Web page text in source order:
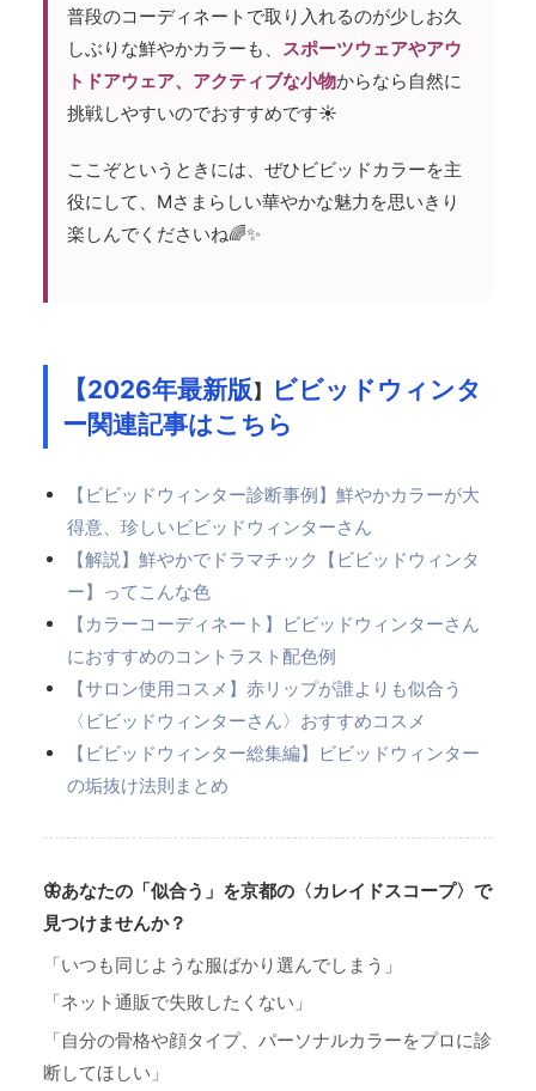
普段のコーディネートで取り入れるのが少しお久
しぶりな鮮やかカラーも、 スポーツウェアやアウ
トドアウェア、アクティブな小物からなら自然に
挑戦しやすいのでおすすめです☀️
ここぞというときには、ぜひビビッドカラーを主
役にして、Mさまらしい華やかな魅力を思いきり
楽しんでくださいね🌈✨
【2026年最新版】
ビビッドウィンタ
ー関連記事はこちら
【ビビッドウィンター診断事例】鮮やかカラーが大
得意、珍しいビビッドウィンターさん
【解説】鮮やかでドラマチック【ビビッドウィンタ
ー】ってこんな色
【カラーコーディネート】ビビッドウィンターさん
におすすめのコントラスト配色例
【サロン使用コスメ】赤リップが誰よりも似合う
〈ビビッドウィンターさん〉おすすめコスメ
【ビビッドウィンター総集編】ビビッドウィンター
の垢抜け法則まとめ
🦋あなたの「似合う」を京都の〈カレイドスコープ〉で
見つけませんか？
「いつも同じような服ばかり選んでしまう」
「ネット通販で失敗したくない」
「自分の骨格や顔タイプ、パーソナルカラーをプロに診
断してほしい」